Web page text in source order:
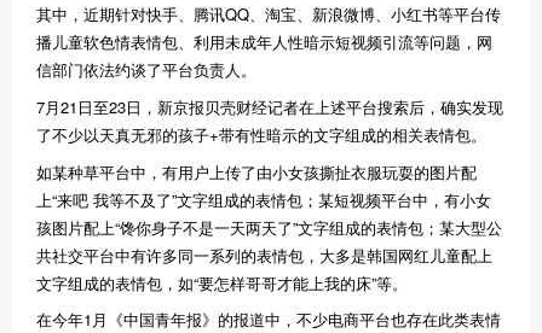
其中，近期针对快手、腾讯QQ、淘宝、新浪微博、小红书等平台传
播儿童软色情表情包、利用未成年人性暗示短视频引流等问题，网
信部门依法约谈了平台负责人。
7月21日至23日，新京报贝壳财经记者在上述平台搜索后，确实发现
了不少以天真无邪的孩子+带有性暗示的文字组成的相关表情包。
如某种草平台中，有用户上传了由小女孩撕扯衣服玩耍的图片配
上“来吧 我等不及了”文字组成的表情包；某短视频平台中，有小女
孩图片配上“馋你身子不是一天两天了”文字组成的表情包；某大型公
共社交平台中有许多同一系列的表情包，大多是韩国网红儿童配上
文字组成的表情包，如“要怎样哥哥才能上我的床”等。
在今年1月《中国青年报》的报道中，不少电商平台也存在此类表情